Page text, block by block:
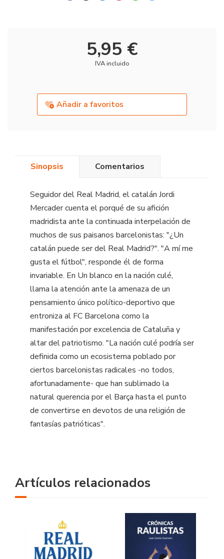
5,95 €
IVA incluido
Añadir a favoritos
Sinopsis Comentarios
Seguidor del Real Madrid, el catalán Jordi
Mercader cuenta el porqué de su afición
madridista ante la continuada interpelación de
muchos de sus paisanos barcelonistas: "¿Un
catalán puede ser del Real Madrid?". "A mí me
gusta el fútbol", responde él de forma
invariable. En Un blanco en la nación culé,
llama la atención ante la amenaza de un
pensamiento único político-deportivo que
entroniza al FC Barcelona como la
manifestación por excelencia de Cataluña y
altar del patriotismo. "La nación culé podría ser
definida como un ecosistema poblado por
ciertos barcelonistas radicales -no todos,
afortunadamente- que han sublimado la
natural querencia por el Barça hasta el punto
de convertirse en devotos de una religión de
fantasías patrióticas".
Artículos relacionados